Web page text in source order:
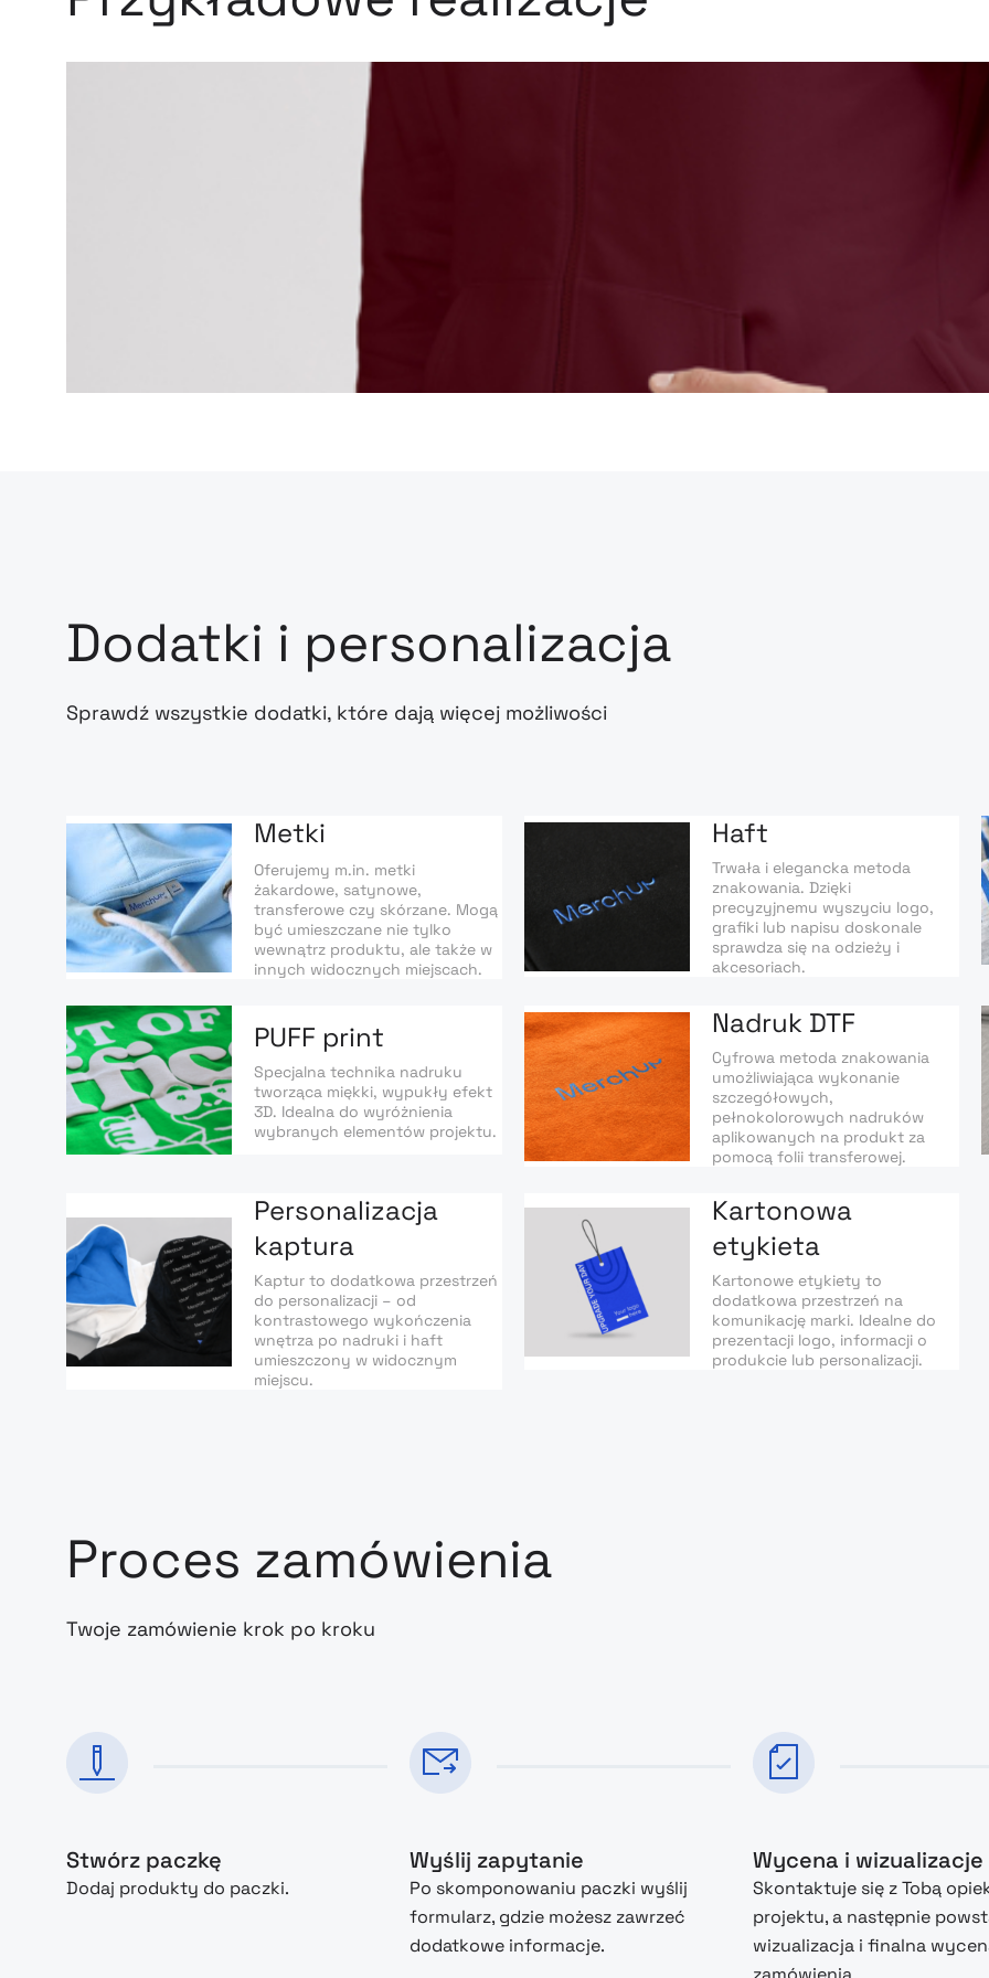
Dodatki i personalizacja
Sprawdź wszystkie dodatki, które dają więcej możliwości
Metki
Oferujemy m.in. metki
żakardowe, satynowe,
transferowe czy skórzane. Mogą
być umieszczane nie tylko
wewnątrz produktu, ale także w
innych widocznych miejscach.
Haft
Trwała i elegancka metoda
znakowania. Dzięki
precyzyjnemu wyszyciu logo,
grafiki lub napisu doskonale
sprawdza się na odzieży i
akcesoriach.
PUFF print
Specjalna technika nadruku
tworząca miękki, wypukły efekt
3D. Idealna do wyróżnienia
wybranych elementów projektu.
Nadruk DTF
Cyfrowa metoda znakowania
umożliwiająca wykonanie
szczegółowych,
pełnokolorowych nadruków
aplikowanych na produkt za
pomocą folii transferowej.
Personalizacja
kaptura
Kaptur to dodatkowa przestrzeń
do personalizacji – od
kontrastowego wykończenia
wnętrza po nadruki i haft
umieszczony w widocznym
miejscu.
Kartonowa
etykieta
Kartonowe etykiety to
dodatkowa przestrzeń na
komunikację marki. Idealne do
prezentacji logo, informacji o
produkcie lub personalizacji.
Proces zamówienia
Twoje zamówienie krok po kroku
Stwórz paczkę
Dodaj produkty do paczki.
Wyślij zapytanie
Po skomponowaniu paczki wyślij
formularz, gdzie możesz zawrzeć
dodatkowe informacje.
Wycena i wizualizacje
Skontaktuje się z Tobą
projektu, a następnie
wizualizacja i finalna